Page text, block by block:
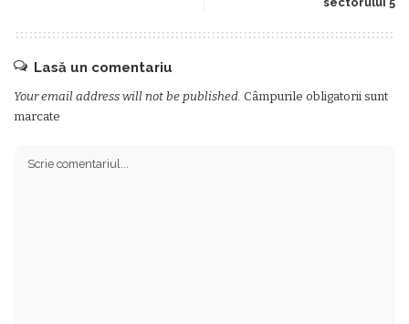
Lasă un comentariu
Your email address will not be published. Câmpurile obligatorii sunt
marcate